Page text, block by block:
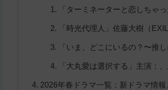
「ターミネーターと恋しちゃ
「時光代理人」佐藤大樹（
「いま、どこにいるの？〜推
「大丸愛は選択する」主演：
2026年春ドラマ一覧：新ドラマ情報